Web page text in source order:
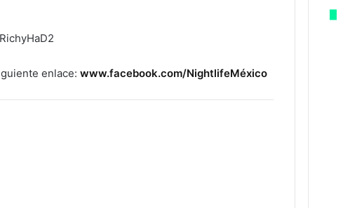
enlace: www.facebook.com/NightlifeMéxico